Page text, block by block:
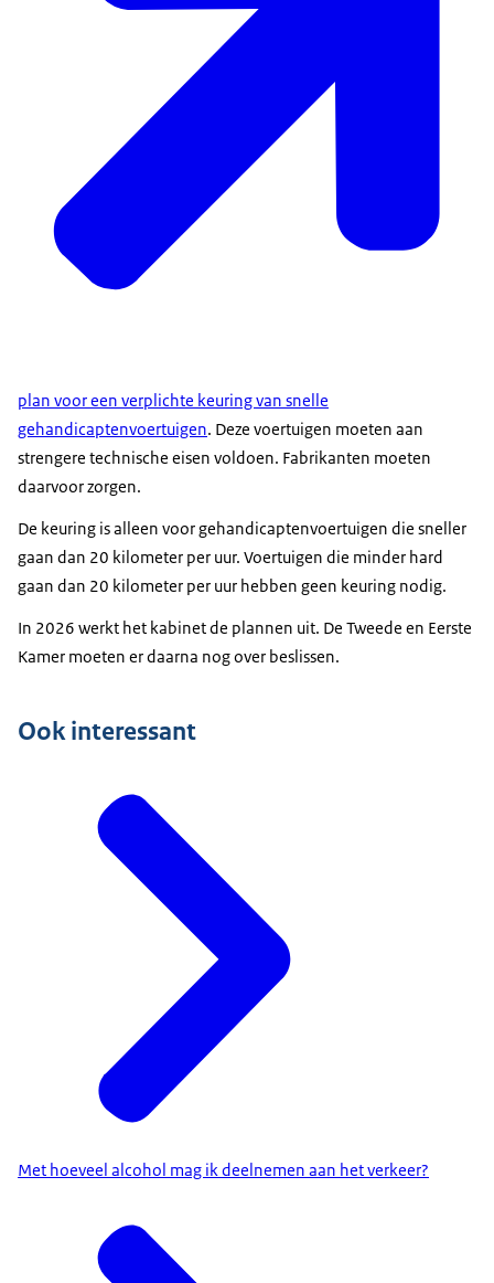
plan voor een verplichte keuring van snelle
gehandicaptenvoertuigen. Deze voertuigen moeten aan
strengere technische eisen voldoen. Fabrikanten moeten
daarvoor zorgen.
De keuring is alleen voor gehandicaptenvoertuigen die sneller
gaan dan 20 kilometer per uur. Voertuigen die minder hard
gaan dan 20 kilometer per uur hebben geen keuring nodig.
In 2026 werkt het kabinet de plannen uit. De Tweede en Eerste
Kamer moeten er daarna nog over beslissen.
Ook interessant
Met hoeveel alcohol mag ik deelnemen aan het verkeer?